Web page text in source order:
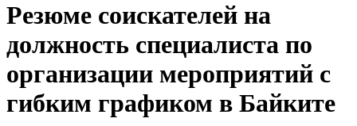
Резюме соискателей на
должность специалиста по
организации мероприятий с
гибким графиком в Байките